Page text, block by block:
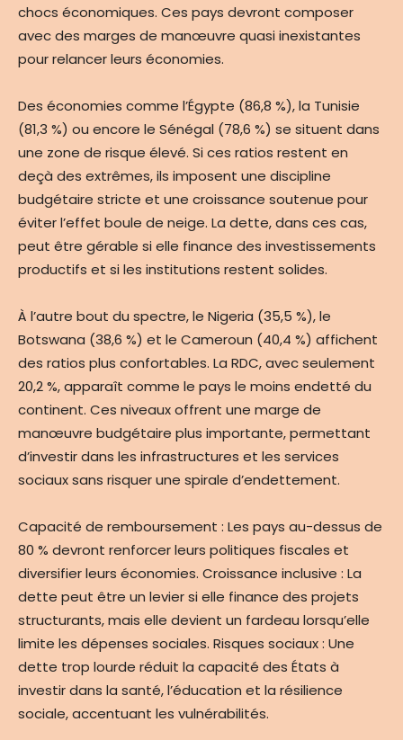
chocs économiques. Ces pays devront composer
avec des marges de manœuvre quasi inexistantes
pour relancer leurs économies.
Des économies comme l’Égypte (86,8 %), la Tunisie
(81,3 %) ou encore le Sénégal (78,6 %) se situent dans
une zone de risque élevé. Si ces ratios restent en
deçà des extrêmes, ils imposent une discipline
budgétaire stricte et une croissance soutenue pour
éviter l’effet boule de neige. La dette, dans ces cas,
peut être gérable si elle finance des investissements
productifs et si les institutions restent solides.
À l’autre bout du spectre, le Nigeria (35,5 %), le
Botswana (38,6 %) et le Cameroun (40,4 %) affichent
des ratios plus confortables. La RDC, avec seulement
20,2 %, apparaît comme le pays le moins endetté du
continent. Ces niveaux offrent une marge de
manœuvre budgétaire plus importante, permettant
d’investir dans les infrastructures et les services
sociaux sans risquer une spirale d’endettement.
Capacité de remboursement : Les pays au-dessus de
80 % devront renforcer leurs politiques fiscales et
diversifier leurs économies. Croissance inclusive : La
dette peut être un levier si elle finance des projets
structurants, mais elle devient un fardeau lorsqu’elle
limite les dépenses sociales. Risques sociaux : Une
dette trop lourde réduit la capacité des États à
investir dans la santé, l’éducation et la résilience
sociale, accentuant les vulnérabilités.